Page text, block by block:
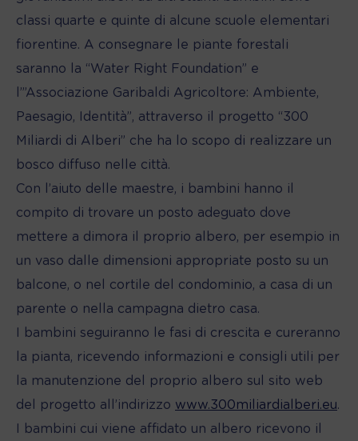
classi quarte e quinte di alcune scuole elementari
fiorentine. A consegnare le piante forestali
saranno la “Water Right Foundation” e
l’”Associazione Garibaldi Agricoltore: Ambiente,
Paesagio, Identità”, attraverso il progetto “300
Miliardi di Alberi” che ha lo scopo di realizzare un
bosco diffuso nelle città.
Con l’aiuto delle maestre, i bambini hanno il
compito di trovare un posto adeguato dove
mettere a dimora il proprio albero, per esempio in
un vaso dalle dimensioni appropriate posto su un
balcone, o nel cortile del condominio, a casa di un
parente o nella campagna dietro casa.
I bambini seguiranno le fasi di crescita e cureranno
la pianta, ricevendo informazioni e consigli utili per
la manutenzione del proprio albero sul sito web
del progetto all’indirizzo www.300miliardialberi.eu.
I bambini cui viene affidato un albero ricevono il